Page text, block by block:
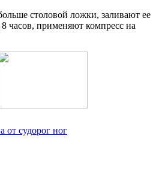
столовой ложки, заливают ее
часов, применяют компресс на
от судорог ног